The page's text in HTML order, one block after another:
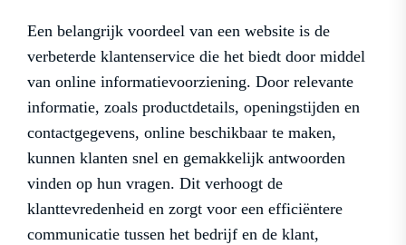
Een belangrijk voordeel van een website is de
verbeterde klantenservice die het biedt door middel
van online informatievoorziening. Door relevante
informatie, zoals productdetails, openingstijden en
contactgegevens, online beschikbaar te maken,
kunnen klanten snel en gemakkelijk antwoorden
vinden op hun vragen. Dit verhoogt de
klanttevredenheid en zorgt voor een efficiëntere
communicatie tussen het bedrijf en de klant,